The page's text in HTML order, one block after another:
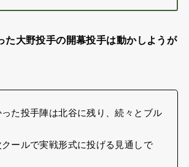
た大野投手の開幕投手は動かしようが
た投手陣は北谷に残り、続々とブル
ールで実戦形式に投げる見通しで